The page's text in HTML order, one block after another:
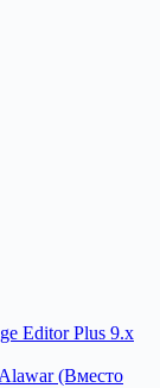
Editor Plus 9.x
(Вместо